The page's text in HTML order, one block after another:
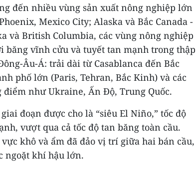
đến nhiều vùng sản xuất nông nghiệp lớn
Mexico City; Alaska và Bắc Canada -
và British Columbia, các vùng nông nghiệp
băng vĩnh cửu và tuyết tan mạnh trong thập
Âu-Á: trải dài từ Casablanca đến Bắc
phố lớn (Paris, Tehran, Bắc Kinh) và các
như Ukraine, Ấn Độ, Trung Quốc.
đoạn được cho là “siêu El Niño,” tốc độ
vượt qua cả tốc độ tan băng toàn cầu.
khô và ẩm đã đảo vị trí giữa hai bán cầu,
ngoặt khí hậu lớn.